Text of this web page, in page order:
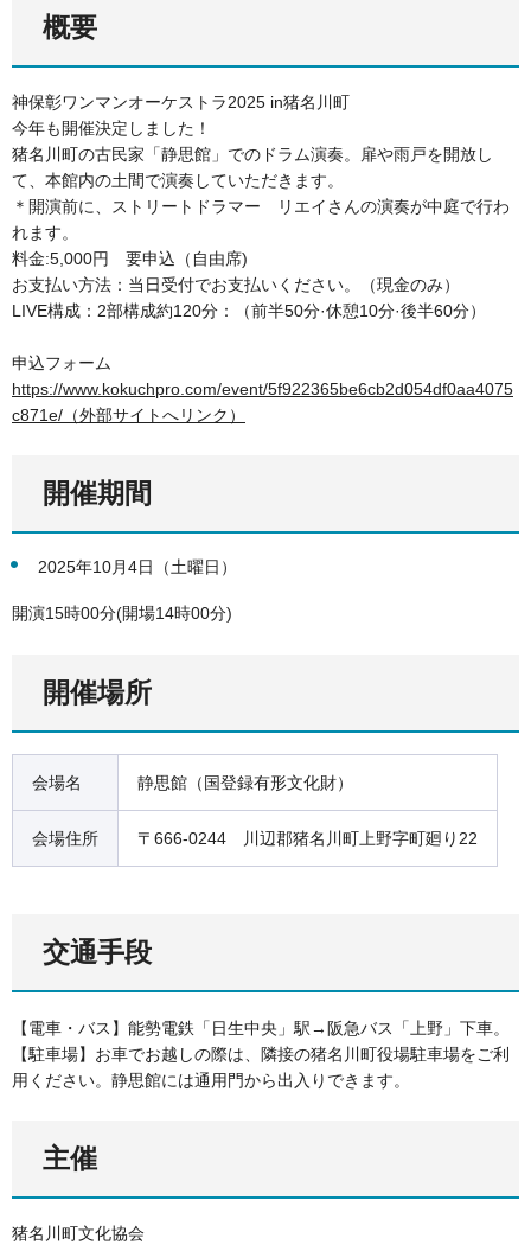
概要
神保彰ワンマンオーケストラ2025 in猪名川町
今年も開催決定しました！
猪名川町の古民家「静思館」でのドラム演奏。扉や雨戸を開放し
て、本館内の土間で演奏していただきます。
＊開演前に、ストリートドラマー リエイさんの演奏が中庭で行わ
れます。
料金:5,000円 要申込（自由席)
お支払い方法：当日受付でお支払いください。（現金のみ）
LIVE構成：2部構成約120分：（前半50分·休憩10分·後半60分）
申込フォーム
https://www.kokuchpro.com/event/5f922365be6cb2d054df0aa4075
c871e/（外部サイトへリンク）
開催期間
2025年10月4日（土曜日）
開演15時00分(開場14時00分)
開催場所
会場名 静思館（国登録有形文化財）
会場住所 〒666-0244 川辺郡猪名川町上野字町廻り22
交通手段
【電車・バス】能勢電鉄「日生中央」駅→阪急バス「上野」下車。
【駐車場】お車でお越しの際は、隣接の猪名川町役場駐車場をご利
用ください。静思館には通用門から出入りできます。
主催
猪名川町文化協会